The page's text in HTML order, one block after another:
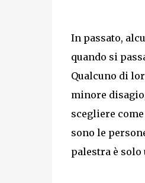
In passato,
quando si
Qualcuno di
minore
scegliere
sono le
palestra è solo